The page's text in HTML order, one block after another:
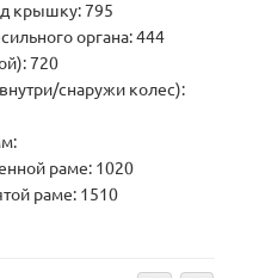
крышку: 795
органа: 444
720
снаружи колес):
раме: 1020
раме: 1510